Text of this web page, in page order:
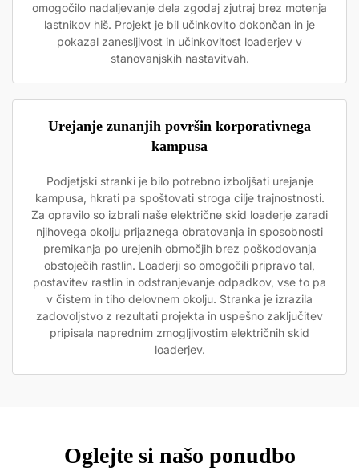
omogočilo nadaljevanje dela zgodaj zjutraj brez motenja
lastnikov hiš. Projekt je bil učinkovito dokončan in je
pokazal zanesljivost in učinkovitost loaderjev v
stanovanjskih nastavitvah.
Urejanje zunanjih površin korporativnega
kampusa
Podjetjski stranki je bilo potrebno izboljšati urejanje
kampusa, hkrati pa spoštovati stroga cilje trajnostnosti.
Za opravilo so izbrali naše električne skid loaderje zaradi
njihovega okolju prijaznega obratovanja in sposobnosti
premikanja po urejenih območjih brez poškodovanja
obstoječih rastlin. Loaderji so omogočili pripravo tal,
postavitev rastlin in odstranjevanje odpadkov, vse to pa
v čistem in tiho delovnem okolju. Stranka je izrazila
zadovoljstvo z rezultati projekta in uspešno zaključitev
pripisala naprednim zmogljivostim električnih skid
loaderjev.
Oglejte si našo ponudbo